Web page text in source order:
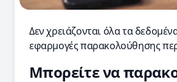
Δεν χρειάζονται όλα τα
εφαρμογές παρακολούθησης
Μπορείτε να